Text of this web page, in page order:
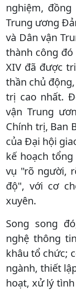
nghiệm, đồng
Trung ương
và Dân vận
thành công
XIV đã được
thần chủ
trị cao nhất.
vận Trung
Chính trị, Ban
của Đại hội
kế hoạch
vụ "rõ người,
độ", với cơ
xuyên.
Song song
nghệ thông
khâu tổ chức;
ngành, thiết
hoạt, xử lý